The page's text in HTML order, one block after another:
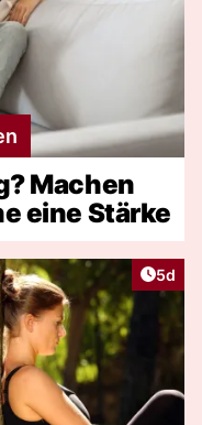
Machen
eine Stärke
5d